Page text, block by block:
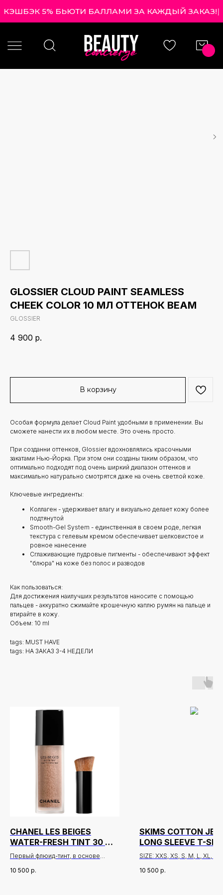
КЭШБЭК 5% БЬЮТИ БАЛЛАМИ ЗА КАЖДЫЙ ЗАКАЗ!|
GLOSSIER CLOUD PAINT SEAMLESS
CHEEK COLOR 10 МЛ ОТТЕНОК BEAM
GLOSSIER
4 900 р.
В корзину
Особая формула делает Cloud Paint удобными в применении. Вы
сможете нанести их в любом месте. Это очень просто.
При созданни оттенков, Glossier вдохновлялись красочными
закатами Нью-Йорка. При этом они созданы таким образом, что
оптимально подходят под очень ширкий диапазон оттенков и
максимально натурально смотрятся даже на очень светлой коже.
Ключевые ингредиенты:
Коллаген - удерживает влагу и визуально делает кожу более
подтянутой
Smooth-Gel System - единственная в своем роде, легкая
текстура с гелевым кремом обеспечивает шелковистое и
ровное нанесение
Сглаживающие пудровые пигменты - обеспечивают эффект
"блюра" на коже без полос и разводов
Как пользоваться:
Для достижения наилучших результатов наносите с помощью
пальцев - аккуратно сжимайте крошечную каплю румян на пальце и
втирайте в кожу.
Объем: 10 ml
tags: MUST HAVE
tags: НА ЗАКАЗ 3-4 НЕДЕЛИ
CHANEL LES BEIGES
WATER-FRESH TINT 30 МЛ
ОТТЕНОК LIGHT DEEP
Первый флюид-тинт, в основе
микрофлюидная технология.
10 500 р.
SKIMS COTTON
LONG SLEEVE T-
ОТТЕНОК MARBLE
SIZE: XXS, XS, S, M, L, XL,
10 500 р.
Доставка и оплата
О нас
Новинки
Лидеры продаж
Скидки